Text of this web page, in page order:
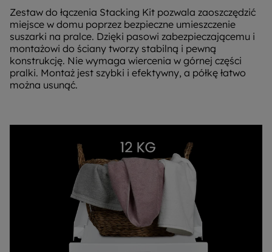
Zestaw do łączenia Stacking Kit pozwala zaoszczędzić
miejsce w domu poprzez bezpieczne umieszczenie
suszarki na pralce. Dzięki pasowi zabezpieczającemu i
montażowi do ściany tworzy stabilną i pewną
konstrukcję. Nie wymaga wiercenia w górnej części
pralki. Montaż jest szybki i efektywny, a półkę łatwo
można usunąć.